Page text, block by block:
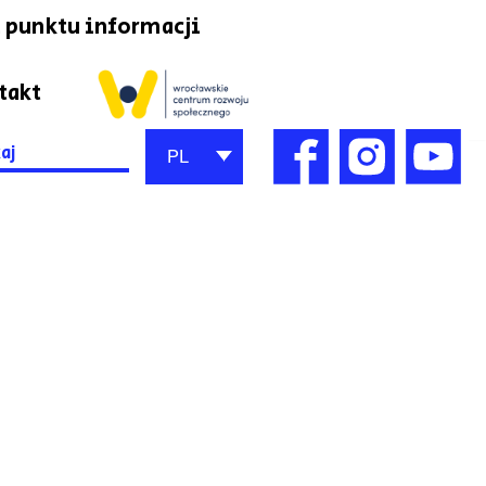
punktu informacji
PL